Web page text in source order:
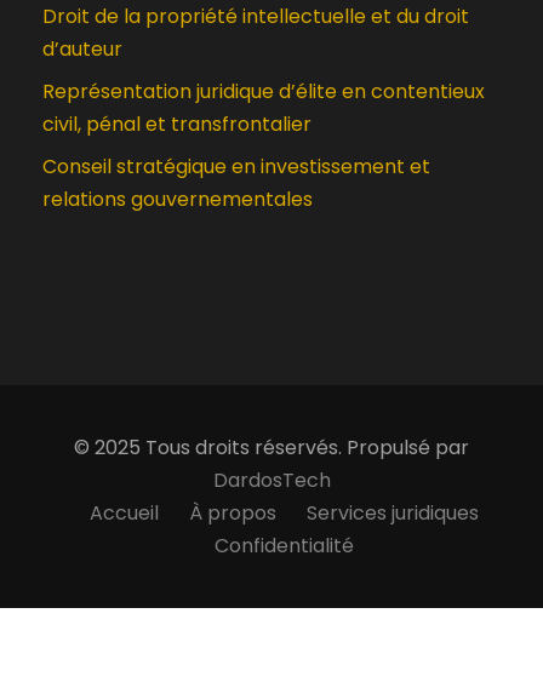
Droit de la propriété intellectuelle et du droit
d’auteur
Représentation juridique d’élite en contentieux
civil, pénal et transfrontalier
Conseil stratégique en investissement et
relations gouvernementales
© 2025 Tous droits réservés. Propulsé par
DardosTech
Accueil
À propos
Services juridiques
Confidentialité